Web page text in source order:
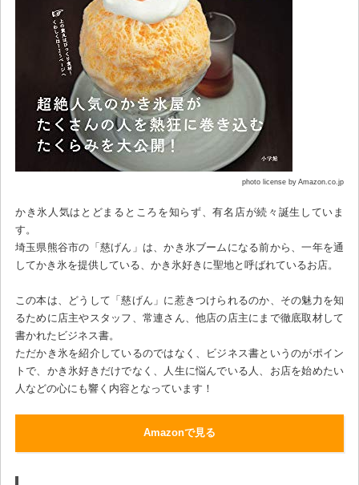
photo license by Amazon.co.jp
かき氷人気はとどまるところを知らず、有名店が続々誕生していま
す。
埼玉県熊谷市の「慈げん」は、かき氷ブームになる前から、一年を通
してかき氷を提供している、かき氷好きに聖地と呼ばれているお店。
この本は、どうして「慈げん」に惹きつけられるのか、その魅力を知
るために店主やスタッフ、常連さん、他店の店主にまで徹底取材して
書かれたビジネス書。
ただかき氷を紹介しているのではなく、ビジネス書というのがポイン
トで、かき氷好きだけでなく、人生に悩んでいる人、お店を始めたい
人などの心にも響く内容となっています！
Amazonで見る